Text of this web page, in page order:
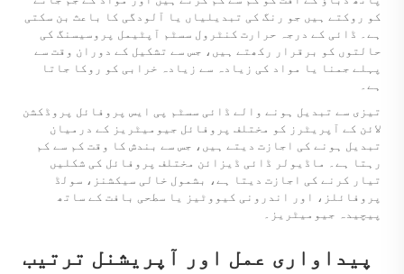
کو روکتے ہیں جو رنگ کی تبدیلیاں یا آلودگی کا باعث بن سکتی
ہے۔ ڈائی کے درجہ حرارت کنٹرول سسٹم آپٹیمل پروسیسنگ کی
حالتوں کو برقرار رکھتے ہیں، جس سے تشکیل کے دوران وقت سے
پہلے جمنا یا مواد کی زیادہ سے زیادہ خرابی کو روکا جاتا
ہے۔
تیزی سے تبدیل ہونے والے ڈائی سسٹم پی ایس پروفائل پروڈکشن
لائن کے آپریٹرز کو مختلف پروفائل جیومیٹریز کے درمیان
تبدیل ہونے کی اجازت دیتے ہیں، جس سے بندش کا وقت کم سے کم
رہتا ہے۔ ماڈیولر ڈائی ڈیزائن مختلف پروفائل کی شکلیں
تیار کرنے کی اجازت دیتا ہے، بشمول خالی سیکشنز، سولڈ
پروفائلز، اور اندرونی کیووٹیز یا سطحی بافت کے ساتھ
پیچیدہ جیومیٹریز۔
پیداواری عمل اور آپریشنل ترتیب